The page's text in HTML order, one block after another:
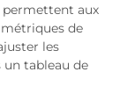
permettent aux
de
les
un tableau de